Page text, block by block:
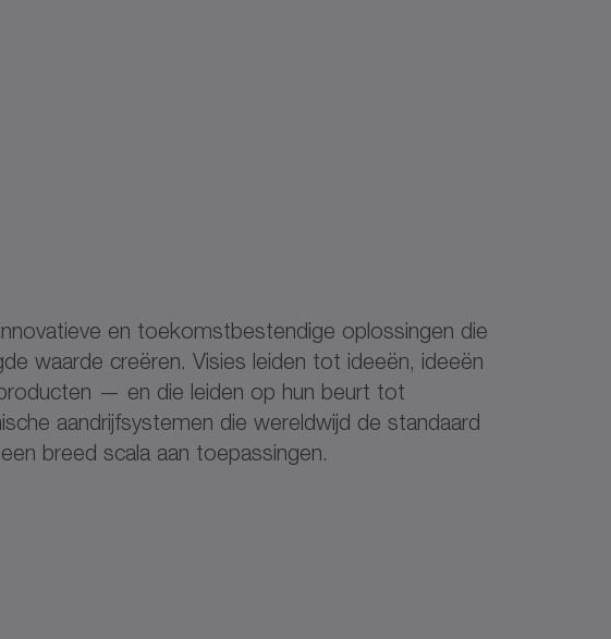
en toekomstbestendige oplossingen die
waarde creëren. Visies leiden tot ideeën, ideeën
— en die leiden op hun beurt tot
aandrijfsystemen die wereldwijd de standaard
breed scala aan toepassingen.